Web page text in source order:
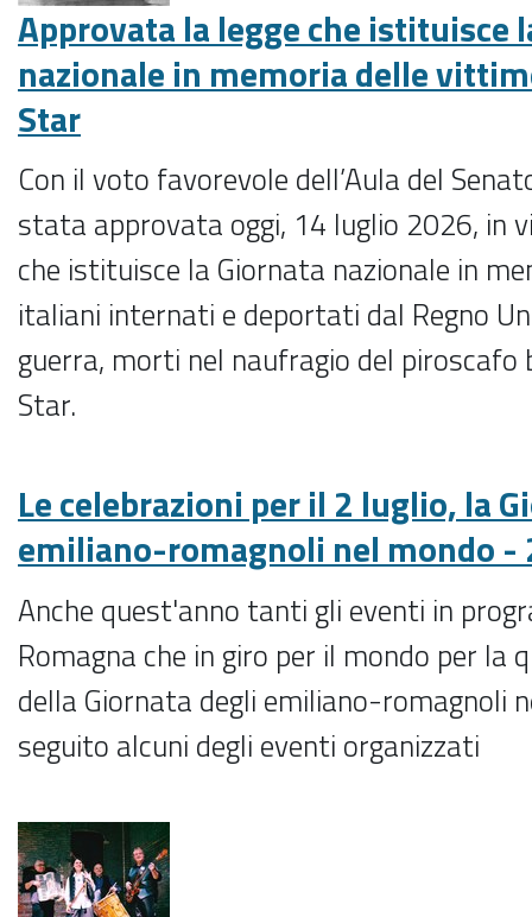
Approvata la legge che istituisce
nazionale in memoria delle
Star
Con il voto favorevole dell’Aula del
stata approvata oggi, 14 luglio 2026, in
che istituisce la Giornata nazionale in
italiani internati e deportati dal Regno
guerra, morti nel naufragio del
Star.
Le celebrazioni per il 2 luglio, la
emiliano-romagnoli nel mondo -
Anche quest'anno tanti gli eventi in
Romagna che in giro per il mondo per la
della Giornata degli emiliano-romagnoli
seguito alcuni degli eventi organizzati